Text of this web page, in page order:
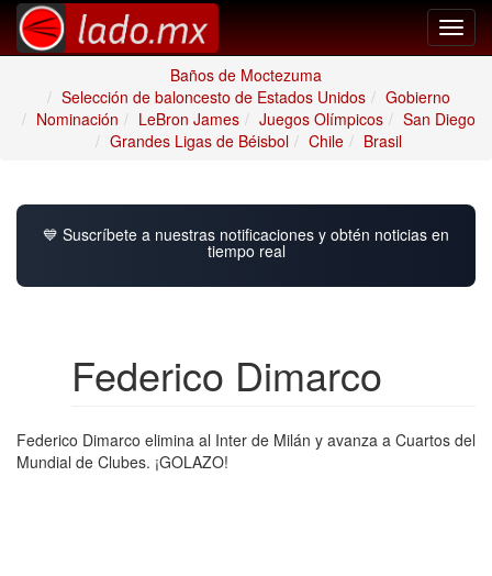
Baños de Moctezuma
Selección de baloncesto de Estados Unidos
Gobierno
Nominación
LeBron James Juegos Olímpicos
San Diego
Grandes Ligas de Béisbol
Chile Brasil
💙 Suscríbete a nuestras notificaciones y obtén noticias en
tiempo real
Federico Dimarco
Federico Dimarco elimina al Inter de Milán y avanza a Cuartos del
Mundial de Clubes. ¡GOLAZO!